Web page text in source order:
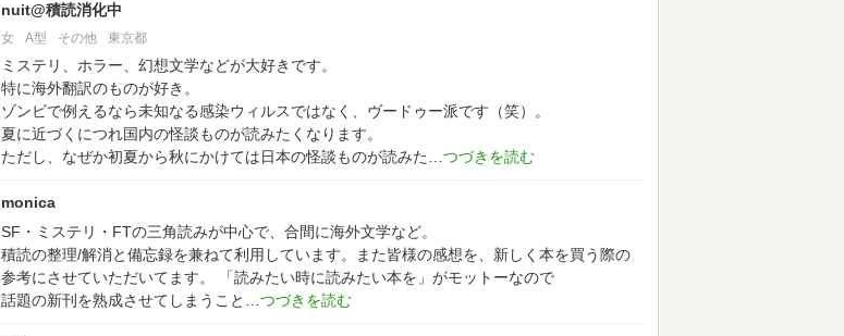
nuit@積読消化中
女 A型 その他 東京都
ミステリ、ホラー、幻想文学などが大好きです。
特に海外翻訳のものが好き。
ゾンビで例えるなら未知なる感染ウィルスではなく、ヴードゥー派です（笑）。
夏に近づくにつれ国内の怪談ものが読みたくなります。
ただし、なぜか初夏から秋にかけては日本の怪談ものが読みた
monica
SF・ミステリ・FTの三角読みが中心で、合間に海外文学など。
積読の整理/解消と備忘録を兼ねて利用しています。また皆様の感想を、新しく本を買う際の
参考にさせていただいてます。
「読みたい時に読みたい本を」がモットーなので
話題の新刊を熟成させてしまうこと